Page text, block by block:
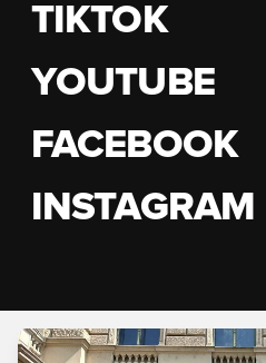
TIKTOK
YOUTUBE
FACEBOOK
INSTAGRAM